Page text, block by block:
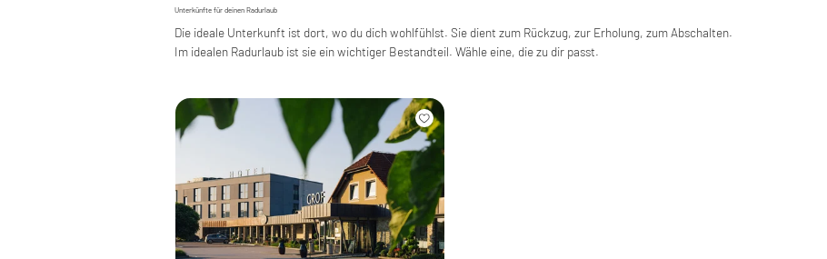
Unterkünfte für deinen Radurlaub
Die ideale Unterkunft ist dort, wo du dich wohlfühlst. Sie dient zum Rückzug, zur Erholung, zum Abschalten.
Im idealen Radurlaub ist sie ein wichtiger Bestandteil. Wähle eine, die zu dir passt.